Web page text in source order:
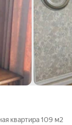
квартира 109 м2